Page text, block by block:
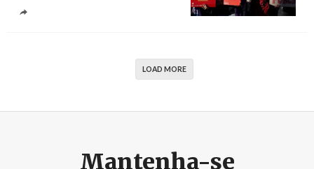
LOAD MORE
Mantenha-se